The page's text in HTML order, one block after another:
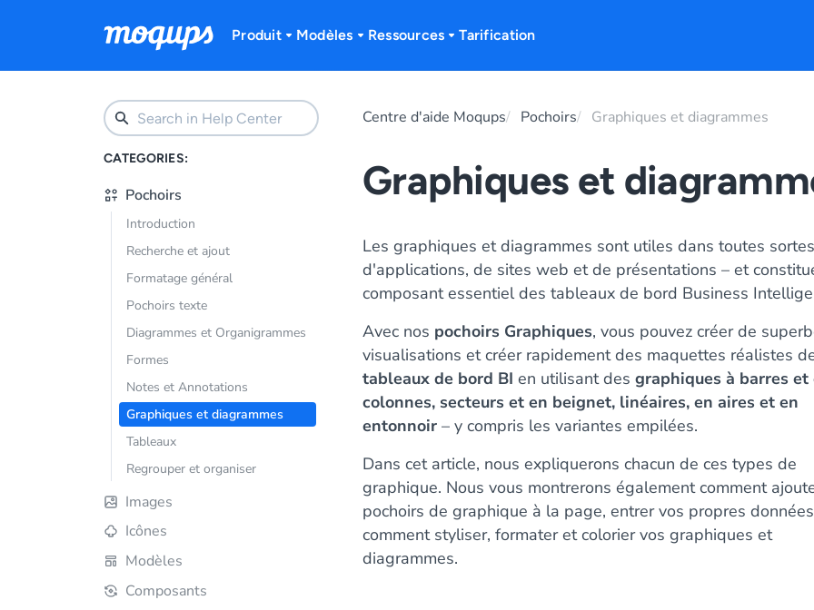
Produit Modèles Ressources Tarification
CATEGORIES:
Pochoirs
Introduction
Recherche et ajout
Formatage général
Pochoirs texte
Diagrammes et Organigrammes
Formes
Notes et Annotations
Graphiques et diagrammes
Tableaux
Regrouper et organiser
Images
Icônes
Modèles
Composants
Centre d'aide Moqups Pochoirs Graphiques et diagrammes
Graphiques et
Les graphiques et diagrammes sont utiles dans toutes sortes
d'applications, de sites web et de présentations – et
composant essentiel des tableaux de bord Business
Avec nos pochoirs Graphiques, vous pouvez créer de
visualisations et créer rapidement des maquettes réalistes
tableaux de bord BI en utilisant des graphiques à barres et
colonnes, secteurs et en beignet, linéaires, en aires et en
entonnoir – y compris les variantes empilées.
Dans cet article, nous expliquerons chacun de ces types de
graphique. Nous vous montrerons également comment
pochoirs de graphique à la page, entrer vos propres
comment styliser, formater et colorier vos graphiques et
diagrammes.